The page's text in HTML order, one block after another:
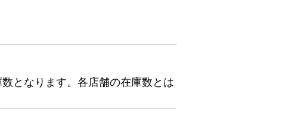
となります。各店舗の在庫数とは